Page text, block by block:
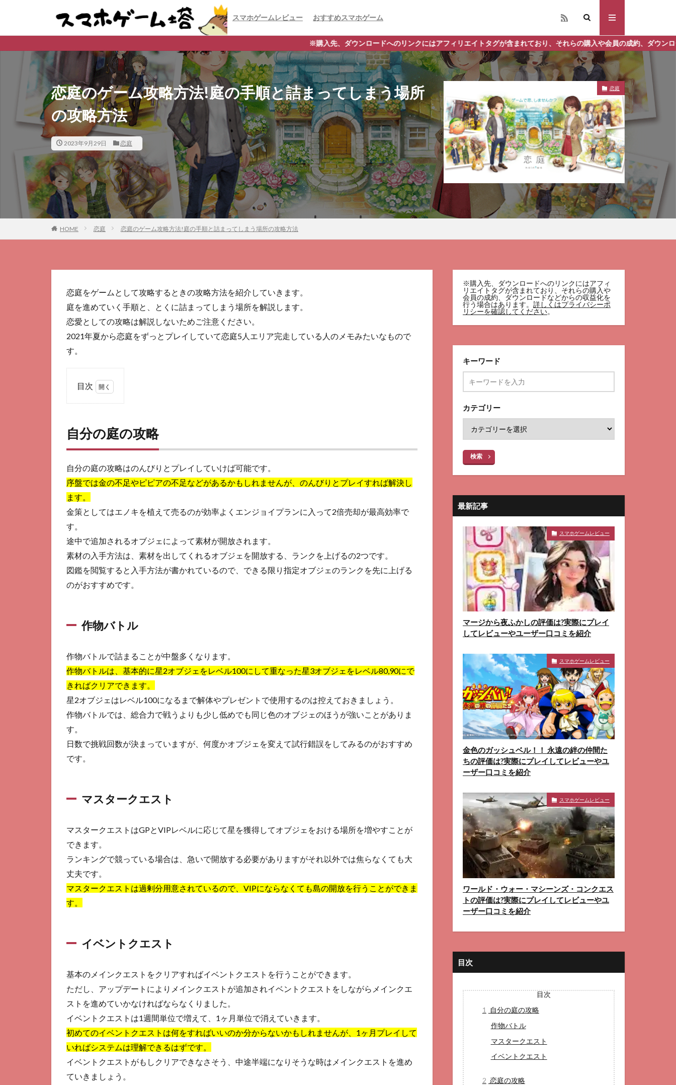
スマホゲームレビュー おすすめスマホゲーム
※購入先、ダウンロードへのリンクにはアフィリエイトタグが含まれており、それらの購入や会員の成約、ダウンロードなどからの収益化を行
恋庭のゲーム攻略方法!庭の手順と詰まってしまう場所
の攻略方法
2023年9月29日 恋庭
恋庭
HOME 恋庭 恋庭のゲーム攻略方法!庭の手順と詰まってしまう場所の攻略方法
恋庭をゲームとして攻略するときの攻略方法を紹介していきます。
庭を進めていく手順と、とくに詰まってしまう場所を解説します。
恋愛としての攻略は解説しないためご注意ください。
2021年夏から恋庭をずっとプレイしていて恋庭5人エリア完走している人のメモみたいなもので
す。
目次
の
攻
1.1
作物
バト
1.2
マス
ター
クエ
スト
ント
2
恋
庭
の
略
お手
入れ
ア4
オブ
レベ
ルア
ップ
2.4
メロ
ン地
2.5
イベ
ント
スト
自分の庭の攻略
自分の庭の攻略はのんびりとプレイしていけば可能です。
序盤では金の不足やピピアの不足などがあるかもしれませんが、のんびりとプレイすれば解決し
ます。
金策としてはエノキを植えて売るのが効率よくエンジョイプランに入って2倍売却が最高効率で
す。
途中で追加されるオブジェによって素材が開放されます。
素材の入手方法は、素材を出してくれるオブジェを開放する、ランクを上げるの2つです。
図鑑を閲覧すると入手方法が書かれているので、できる限り指定オブジェのランクを先に上げる
のがおすすめです。
作物バトル
作物バトルで詰まることが中盤多くなります。
作物バトルは、基本的に星2オブジェをレベル100にして重なった星3オブジェをレベル80,90にで
きればクリアできます。
星2オブジェはレベル100になるまで解体やプレゼントで使用するのは控えておきましょう。
作物バトルでは、総合力で戦うよりも少し低めでも同じ色のオブジェのほうが強いことがありま
す。
日数で挑戦回数が決まっていますが、何度かオブジェを変えて試行錯誤をしてみるのがおすすめ
です。
マスタークエスト
マスタークエストはGPとVIPレベルに応じて星を獲得してオブジェをおける場所を増やすことが
できます。
ランキングで競っている場合は、急いで開放する必要がありますがそれ以外では焦らなくても大
丈夫です。
マスタークエストは過剰分用意されているので、VIPにならなくても島の開放を行うことができま
す。
イベントクエスト
基本のメインクエストをクリアすればイベントクエストを行うことができます。
ただし、アップデートによりメインクエストが追加されイベントクエストをしながらメインクエ
ストを進めていかなければならなくりました。
イベントクエストは1週間単位で増えて、1ヶ月単位で消えていきます。
初めてのイベントクエストは何をすればいいのか分からないかもしれませんが、1ヶ月プレイして
いればシステムは理解できるはずです。
イベントクエストがもしクリアできなさそう、中途半端になりそうな時はメインクエストを進め
ていきましょう。
※購入先、ダウンロードへのリンクにはアフィ
リエイトタグが含まれており、それらの購入や
会員の成約、ダウンロードなどからの収益化を
行う場合はあります。 詳しくはプライバシーポ
リシーを確認してください。
キーワード
カテゴリー
検索
最新記事
スマホゲームレビュー
マージから夜ふかしの評価は?実際にプレイ
してレビューやユーザー口コミを紹介
スマホゲームレビュー
金色のガッシュベル！！ 永遠の絆の仲間た
ちの評価は?実際にプレイしてレビューやユ
ーザー口コミを紹介
スマホゲームレビュー
ワールド・ウォー・マシーンズ・コンクエス
トの評価は?実際にプレイしてレビューやユ
ーザー口コミを紹介
目次
目次
1
自分の庭の攻略
作物バトル
マスタークエスト
イベントクエスト
2 恋庭の攻略